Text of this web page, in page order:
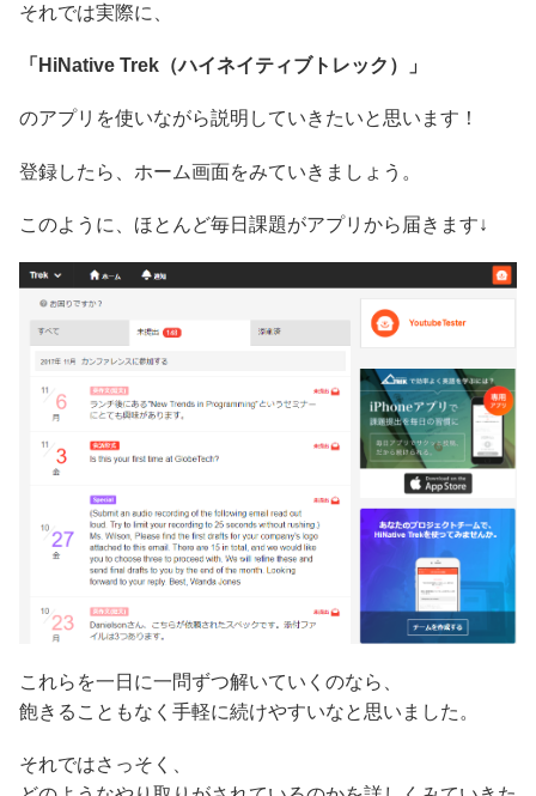
それでは実際に、
「HiNative Trek（ハイネイティブトレック）」
のアプリを使いながら説明していきたいと思います！
登録したら、ホーム画面をみていきましょう。
このように、ほとんど毎日課題がアプリから届きます↓
これらを一日に一問ずつ解いていくのなら、
飽きることもなく手軽に続けやすいなと思いました。
それではさっそく、